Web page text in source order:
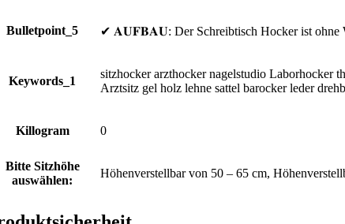
Bulletpoint_5 ✔ 𝐀𝐔𝐅𝐁𝐀𝐔: Der Schreibtisch Hocker ist ohne
Keywords_1
sitzhocker arzthocker nagelstudio Laborhocker
Arztsitz gel holz lehne sattel barocker leder
Killogram 0
Bitte Sitzhöhe
auswählen:
Höhenverstellbar von 50 – 65 cm,